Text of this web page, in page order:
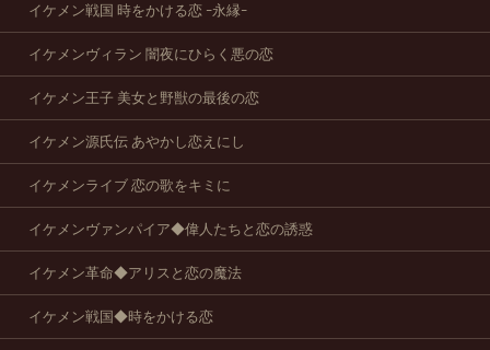
イケメン戦国 時をかける恋 -永縁-
イケメンヴィラン 闇夜にひらく悪の恋
イケメン王子 美女と野獣の最後の恋
イケメン源氏伝 あやかし恋えにし
イケメンライブ 恋の歌をキミに
イケメンヴァンパイア◆偉人たちと恋の誘惑
イケメン革命◆アリスと恋の魔法
イケメン戦国◆時をかける恋